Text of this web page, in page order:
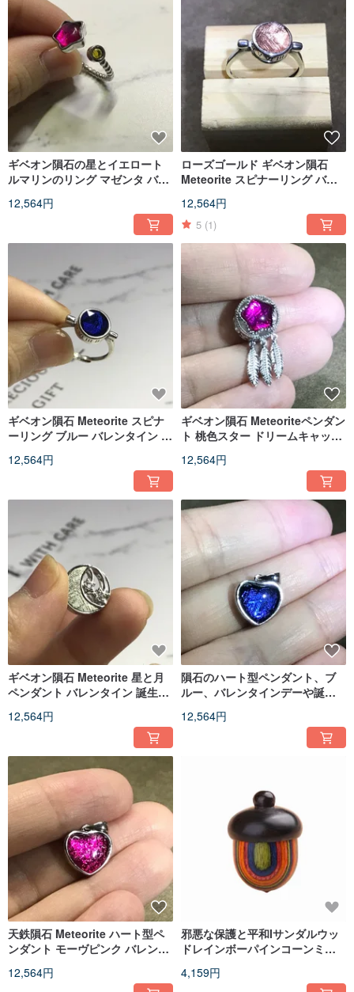
ギベオン隕石の星とイエロート
ルマリンのリング マゼンタ バレ
12,564円
ローズゴールド ギベオン隕石
Meteorite スピナーリング バレ
12,564円
5 (1)
ギベオン隕石 Meteorite スピナ
ーリング ブルー バレンタイン 誕
12,564円
ギベオン隕石 Meteoriteペンダン
ト 桃色スター ドリームキャッチ
レゼント
12,564円
ギベオン隕石 Meteorite 星と月
ペンダント バレンタイン 誕生日
12,564円
隕石のハート型ペンダント、ブ
ルー、バレンタインデーや誕生
12,564円
天鉄隕石 Meteorite ハート型ペ
ンダント モーヴピンク バレンタ
12,564円
邪悪な保護と平和Iサンダルウッ
ドレインボーパインコーンミニ
バレンタインデーの誕生日プレ
4,159円